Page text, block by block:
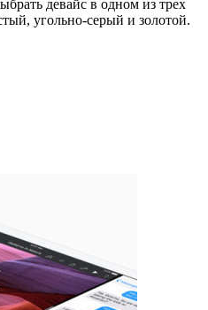
девайс в одном из трех
угольно-серый и золотой.